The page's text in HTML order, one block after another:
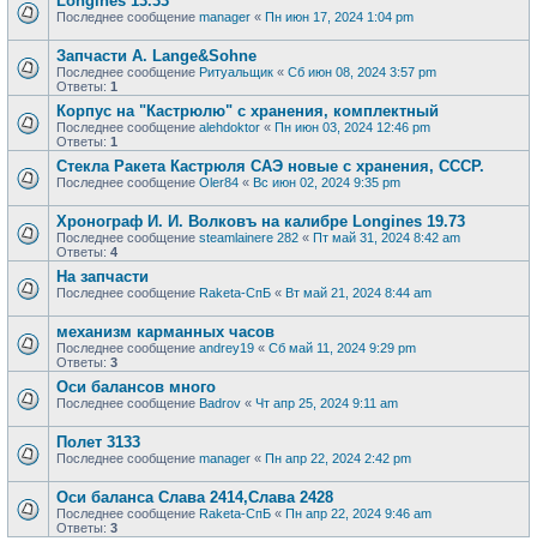
Последнее сообщение manager « Пн июн 17, 2024 1:04 pm
Запчасти А. Lange&Sohne
Последнее сообщение Ритуальщик « Сб июн 08, 2024 3:57 pm
Ответы: 1
Корпус на "Кастрюлю" с хранения, комплектный
Последнее сообщение alehdoktor « Пн июн 03, 2024 12:46 pm
Ответы: 1
Стекла Ракета Кастрюля САЭ новые с хранения, СССР.
Последнее сообщение Oler84 « Вс июн 02, 2024 9:35 pm
Хронограф И. И. Волковъ на калибре Longines 19.73
Последнее сообщение steamlainere 282 « Пт май 31, 2024 8:42 am
Ответы: 4
На запчасти
Последнее сообщение Raketa-СпБ « Вт май 21, 2024 8:44 am
механизм карманных часов
Последнее сообщение andrey19 « Сб май 11, 2024 9:29 pm
Ответы: 3
Оси балансов много
Последнее сообщение Badrov « Чт апр 25, 2024 9:11 am
Полет 3133
Последнее сообщение manager « Пн апр 22, 2024 2:42 pm
Оси баланса Слава 2414,Слава 2428
Последнее сообщение Raketa-СпБ « Пн апр 22, 2024 9:46 am
Ответы: 3